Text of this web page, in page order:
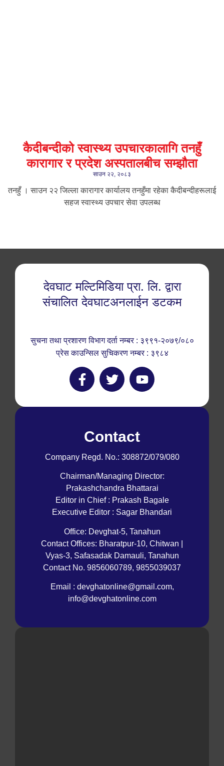
कैदीबन्दीको स्वास्थ्य उपचारकालागि तनहुँ
कारागार र प्रदेश अस्पतालबीच सम्झौता
साउन २२, २०८३
तनहुँ । साउन २२ जिल्ला कारागार कार्यालय तनहुँमा रहेका कैदीबन्दीहरूलाई
सहज स्वास्थ्य उपचार सेवा उपलब्ध
देवघाट मल्टिमिडिया प्रा. लि. द्वारा
संचालित देवघाटअनलाईन डटकम
सुचना तथा प्रशारण विभाग दर्ता नम्बर : ३९९१-२०७९/०८०
प्रेस काउन्सिल सुचिकरण नम्बर : ३९८४
Contact
Company Regd. No.: 308872/079/080
Chairman/Managing Director:
Prakashchandra Bhattarai
Editor in Chief : Prakash Bagale
Executive Editor : Sagar Bhandari
Office: Devghat-5, Tanahun
Contact Offices: Bharatpur-10, Chitwan |
Vyas-3, Safasadak Damauli, Tanahun
Contact No. 9856060789, 9855039037
Email : devghatonline@gmail.com,
info@devghatonline.com